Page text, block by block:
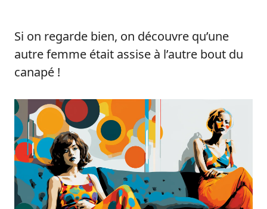
Si on regarde bien, on découvre qu’une
autre femme était assise à l’autre bout du
canapé !